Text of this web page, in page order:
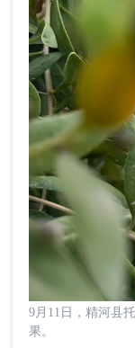
9月11日，精河县
果。